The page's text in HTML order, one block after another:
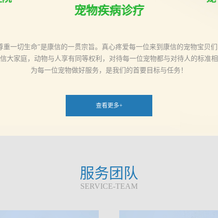
宠物疾病诊疗
重一切生命”是康信的一贯宗旨。真心疼爱每一位来到康信的宠物宝贝
大家庭，动物与人享有同等权利，对待每一位宠物都与对待人的标准
为每一位宠物做好服务，是我们的首要目标与任务！
查看更多+
服务团队
SERVICE-TEAM